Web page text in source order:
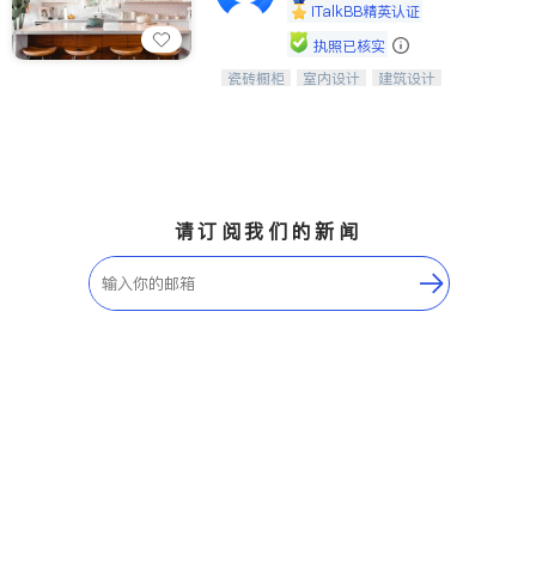
iTalkBB精英认证
执照已核实
中华橱柜石材公司以实惠的价格提供实
瓷砖橱柜 室内设计
建筑设计
请订阅我们的新闻